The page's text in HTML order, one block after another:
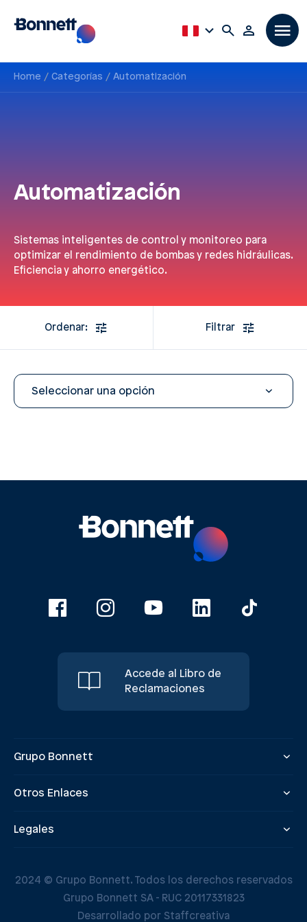
Home Categorías Automatización
Automatización
Sistemas inteligentes de control y monitoreo para
optimizar el rendimiento de bombas y redes hidráulicas.
Eficiencia y ahorro energético.
Ordenar: Filtrar
Seleccionar una opción
Accede al Libro de
Reclamaciones
Grupo Bonnett
Otros Enlaces
Legales
2024 © Grupo Bonnett. Todos los derechos reservados
Grupo Bonnett SA - RUC 20117331823
Desarrollado por Staffcreativa